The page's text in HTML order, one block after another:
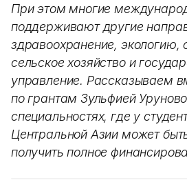
При этом многие
поддерживают другие
здравоохранение, экологию,
сельское хозяйство и
управление. Рассказываем
по грантам Зульфией
специальностях, где у
Центральной Азии может
получить полное